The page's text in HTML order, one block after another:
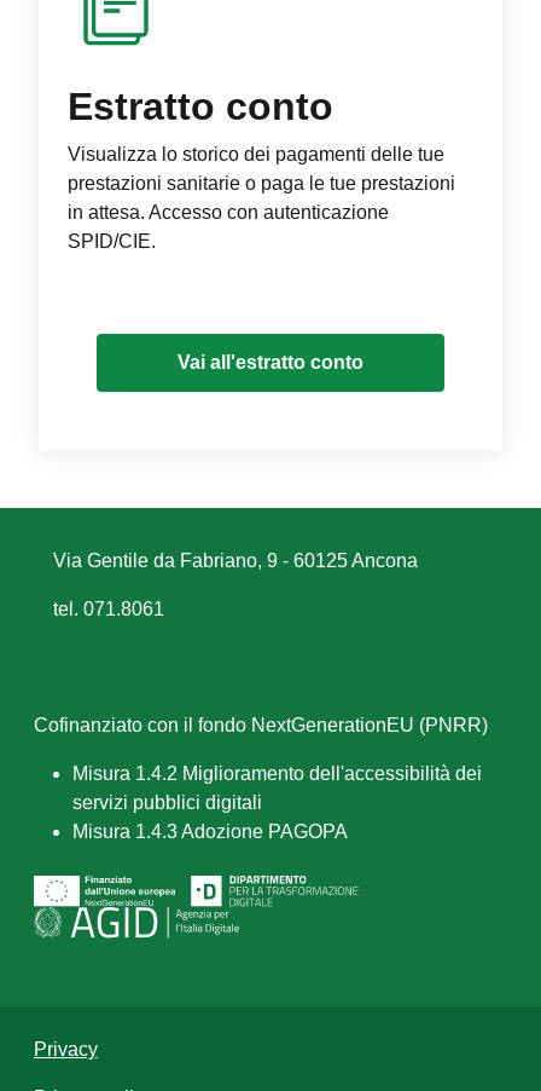
Estratto conto
Visualizza lo storico dei pagamenti delle tue
prestazioni sanitarie o paga le tue prestazioni
in attesa. Accesso con autenticazione
SPID/CIE.
Vai all'estratto conto
Via Gentile da Fabriano, 9 - 60125 Ancona
tel. 071.8061
Cofinanziato con il fondo NextGenerationEU (PNRR)
Misura 1.4.2 Miglioramento dell'accessibilità dei
servizi pubblici digitali
Misura 1.4.3 Adozione PAGOPA
Privacy